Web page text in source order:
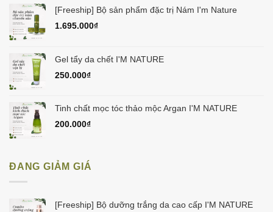
[Freeship] Bộ sản phẩm đặc trị Nám I'm Nature
1.695.000₫
Gel tẩy da chết I'M NATURE
250.000₫
Tinh chất mọc tóc thảo mộc Argan I'M NATURE
200.000₫
ĐANG GIẢM GIÁ
[Freeship] Bộ dưỡng trắng da cao cấp I'M NATURE